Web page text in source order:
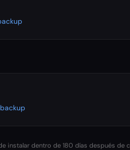
instalar dentro de 180 días después de